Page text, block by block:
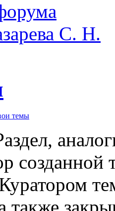
С. Н.
темы
созданной
Куратором